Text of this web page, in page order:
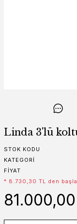
Linda 3'lü
STOK KODU
KATEGORI
FIYAT
* 8.730,30 TL den